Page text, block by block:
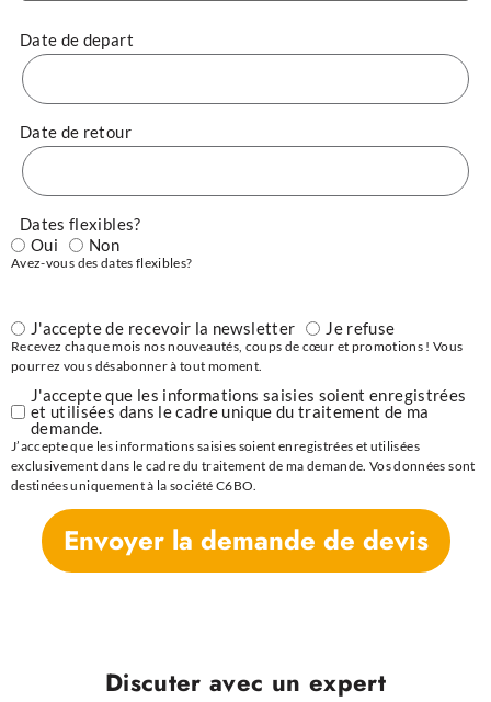
Date de depart
Date de retour
Dates flexibles?
Oui
Non
Avez-vous des dates flexibles?
J'accepte de recevoir la newsletter Je refuse
Recevez chaque mois nos nouveautés, coups de cœur et promotions ! Vous
pourrez vous désabonner à tout moment.
J'accepte que les informations saisies soient enregistrées
et utilisées dans le cadre unique du traitement de ma
demande.
J’accepte que les informations saisies soient enregistrées et utilisées
exclusivement dans le cadre du traitement de ma demande. Vos données sont
destinées uniquement à la société C6BO.
Envoyer la demande de devis
Discuter avec un expert